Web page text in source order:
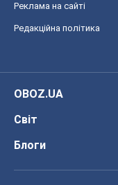
Реклама на сайті
Редакційна політика
OBOZ.UA
Світ
Блоги